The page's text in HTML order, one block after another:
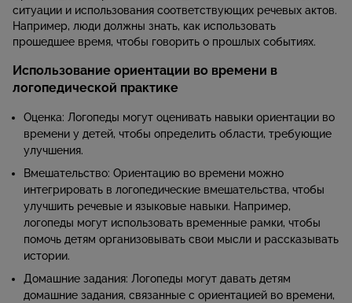
ситуации и использования соответствующих речевых актов.
Например, люди должны знать, как использовать
прошедшее время, чтобы говорить о прошлых событиях.
Использование ориентации во времени в
логопедической практике
Оценка: Логопеды могут оценивать навыки ориентации во
времени у детей, чтобы определить области, требующие
улучшения.
Вмешательство: Ориентацию во времени можно
интегрировать в логопедические вмешательства, чтобы
улучшить речевые и языковые навыки. Например,
логопеды могут использовать временные рамки, чтобы
помочь детям организовывать свои мысли и рассказывать
истории.
Домашние задания: Логопеды могут давать детям
домашние задания, связанные с ориентацией во времени,